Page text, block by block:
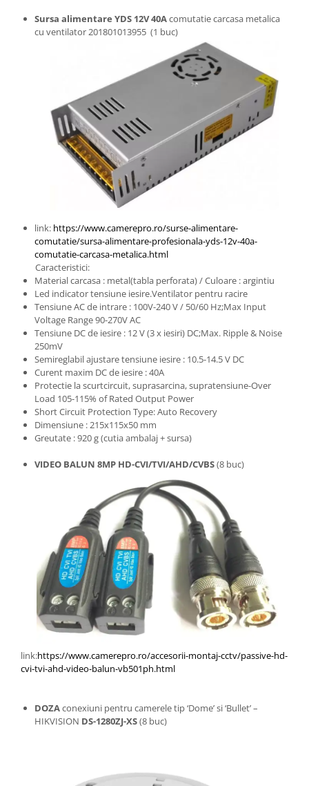
Sursa alimentare YDS 12V 40Acomutatie carcasa metalica
cu ventilator 201801013955 (1 buc)
link: https://www.camerepro.ro/surse-alimentare-
comutatie/sursa-alimentare-profesionala-yds-12v-40a-
comutatie-carcasa-metalica.html
Caracteristici:
Material carcasa : metal(tabla perforata) / Culoare : argintiu
Led indicator tensiune iesire.Ventilator pentru racire
Tensiune AC de intrare : 100V-240 V / 50/60 Hz;Max Input
Voltage Range 90-270V AC
Tensiune DC de iesire : 12 V (3 x iesiri) DC;Max. Ripple & Noise
250mV
Semireglabil ajustare tensiune iesire : 10.5-14.5 V DC
Curent maxim DC de iesire : 40A
Protectie la scurtcircuit, suprasarcina, supratensiune-Over
Load 105-115% of Rated Output Power
Short Circuit Protection Type: Auto Recovery
Dimensiune : 215x115x50 mm
Greutate : 920 g (cutia ambalaj + sursa)
VIDEO BALUN 8MP HD-CVI/TVI/AHD/CVBS(8 buc)
link:https://www.camerepro.ro/accesorii-montaj-cctv/passive-hd-
cvi-tvi-ahd-video-balun-vb501ph.html
DOZAconexiuni pentru camerele tip ‘Dome’ si ‘Bullet’ –
HIKVISION DS-1280ZJ-XS(8 buc)